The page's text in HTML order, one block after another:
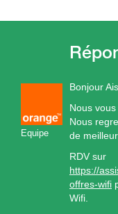
Equipe
Bonjour
Nous
Nous
de
RDV sur
https://
offres-wifi
Wifi.